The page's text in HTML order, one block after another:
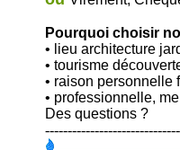
Pourquoi choisir
• lieu architecture
• tourisme
• raison personnelle
• professionnelle,
Des questions ?